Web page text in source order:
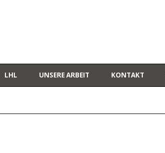
LHL UNSERE ARBEIT KONTAKT